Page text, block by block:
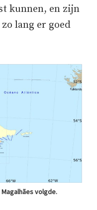
kunnen, en zijn
lang er goed
volgde.